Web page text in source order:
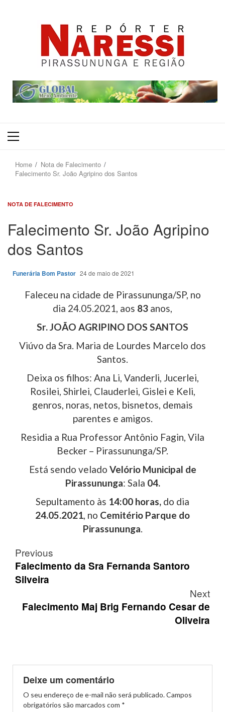
Primary
Home
Nota de Falecimento
Falecimento Sr. João Agripino dos Santos
NOTA DE FALECIMENTO
Falecimento Sr. João Agripino
dos Santos
Funerária Bom Pastor 24 de maio de 2021
Faleceu na cidade de Pirassununga/SP, no
dia 24.05.2021, aos 83 anos,
Sr. JOÃO AGRIPINO DOS SANTOS
Viúvo da Sra. Maria de Lourdes Marcelo dos
Santos.
Deixa os filhos: Ana Li, Vanderli, Jucerlei,
Rosilei, Shirlei, Clauderlei, Gislei e Keli,
genros, noras, netos, bisnetos, demais
parentes e amigos.
Residia a Rua Professor Antônio Fagin, Vila
Becker – Pirassununga/SP.
Está sendo velado Velório Municipal de
Pirassununga: Sala 04.
Sepultamento às 14:00 horas, do dia
24.05.2021, no Cemitério Parque do
Pirassununga.
Post
navigation
Previous
Falecimento da Sra Fernanda Santoro
Silveira
Next
Falecimento Maj Brig Fernando Cesar de
Oliveira
Deixe um comentário
O seu endereço de e-mail não será publicado.Campos
obrigatórios são marcados com *